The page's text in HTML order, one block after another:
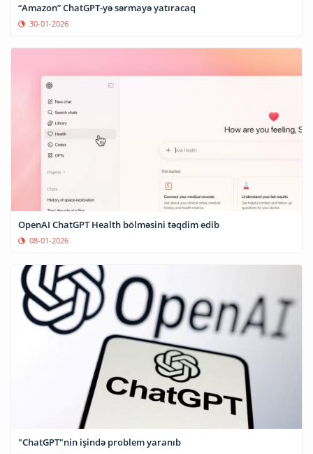
“Amazon” ChatGPT-yə sərmayə yatıracaq
30-01-2026
OpenAI ChatGPT Health bölməsini təqdim edib
08-01-2026
"ChatGPT"nin işində problem yaranıb